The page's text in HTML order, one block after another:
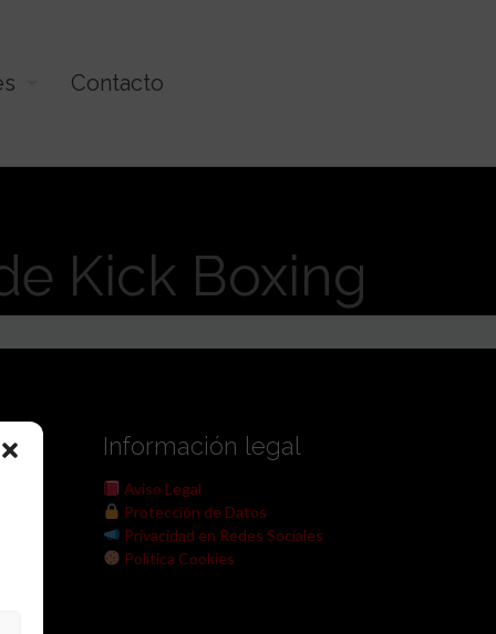
Contacto
Kick Boxing
Información legal
Aviso Legal
Protección de Datos
Privacidad en Redes Sociales
Política Cookies